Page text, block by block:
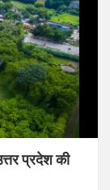
प्रदेश की